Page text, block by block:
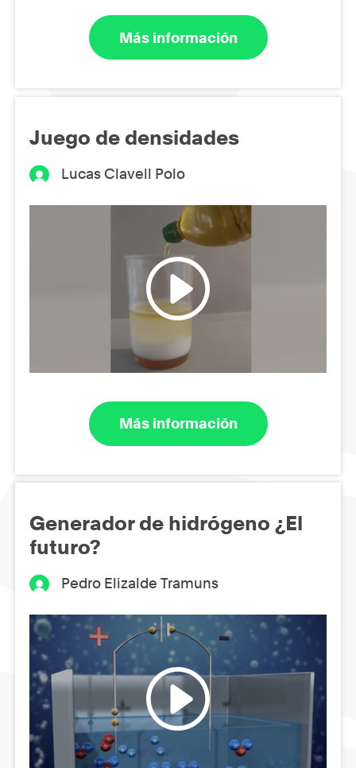
Más información
Juego de densidades
Lucas Clavell Polo
Más información
Generador de hidrógeno ¿El
futuro?
Pedro Elizalde Tramuns